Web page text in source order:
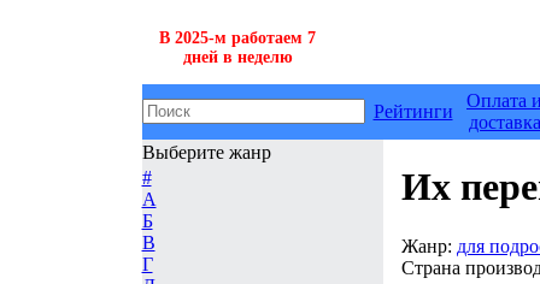
В 2025-м работаем 7
дней в неделю
Рейтинги
Оплата
доставка
Выберите жанр
#
А
Б
В
Г
Их
Жанр: для
Страна